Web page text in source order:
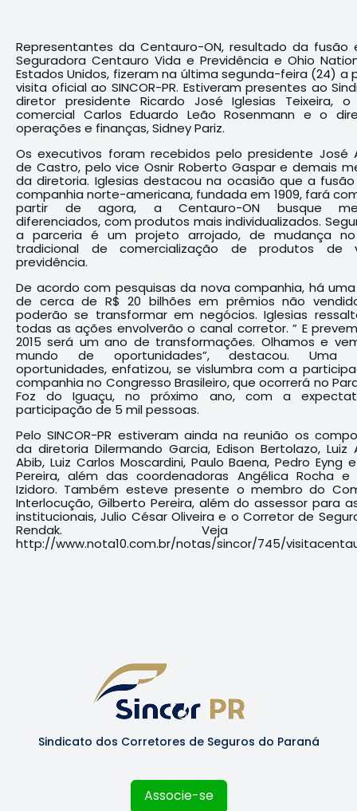
Representantes da Centauro-ON, resultado da fusão
Seguradora Centauro Vida e Previdência e Ohio
Estados Unidos, fizeram na última segunda-feira (24) a
visita oficial ao SINCOR-PR. Estiveram presentes ao
diretor presidente Ricardo José Iglesias Teixeira,
comercial Carlos Eduardo Leão Rosenmann e o
operações e finanças, Sidney Pariz.
Os executivos foram recebidos pelo presidente José
de Castro, pelo vice Osnir Roberto Gaspar e demais
da diretoria. Iglesias destacou na ocasião que a
companhia norte-americana, fundada em 1909, fará
partir de agora, a Centauro-ON busque
diferenciados, com produtos mais individualizados.
a parceria é um projeto arrojado, de mudança
tradicional de comercialização de produtos de
previdência.
De acordo com pesquisas da nova companhia, há
de cerca de R$ 20 bilhões em prêmios não
poderão se transformar em negócios. Iglesias
todas as ações envolverão o canal corretor. ” E
2015 será um ano de transformações. Olhamos e
mundo de oportunidades”, destacou. Uma
oportunidades, enfatizou, se vislumbra com a
companhia no Congresso Brasileiro, que ocorrerá no
Foz do Iguaçu, no próximo ano, com a
participação de 5 mil pessoas.
Pelo SINCOR-PR estiveram ainda na reunião os
da diretoria Dilermando Garcia, Edison Bertolazo, Luiz
Abib, Luiz Carlos Moscardini, Paulo Baena, Pedro Eyng
Pereira, além das coordenadoras Angélica Rocha e
Izidoro. Também esteve presente o membro do
Interlocução, Gilberto Pereira, além do assessor para
institucionais, Julio César Oliveira e o Corretor de
Rendak. Veja
http://www.nota10.com.br/notas/sincor/745/
Sindicato dos Corretores de Seguros do Paraná
Associe-se